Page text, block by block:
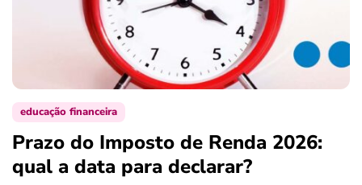
educação financeira
Prazo do Imposto de Renda 2026:
qual a data para declarar?